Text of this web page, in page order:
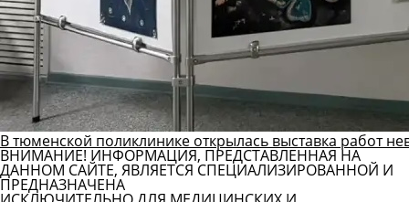
В тюменской поликлинике открылась выставка работ
ВНИМАНИЕ! ИНФОРМАЦИЯ, ПРЕДСТАВЛЕННАЯ НА
ДАННОМ САЙТЕ, ЯВЛЯЕТСЯ СПЕЦИАЛИЗИРОВАННОЙ И
ПРЕДНАЗНАЧЕНА